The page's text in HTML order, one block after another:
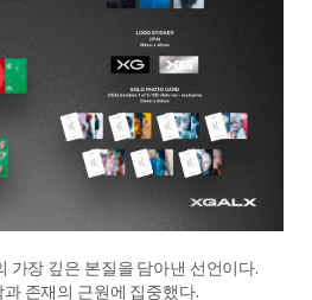
가장 깊은 본질을 담아낸 선언이다.
존재의 근원에 집중했다.